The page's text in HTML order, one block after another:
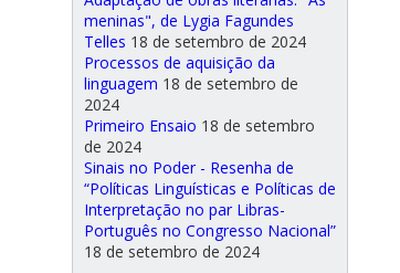
meninas", de Lygia Fagundes
Telles 18 de setembro de 2024
Processos de aquisição da
linguagem 18 de setembro de
2024
Primeiro Ensaio 18 de setembro
de 2024
Sinais no Poder - Resenha de
“Políticas Linguísticas e Políticas de
Interpretação no par Libras-
Português no Congresso Nacional”
18 de setembro de 2024